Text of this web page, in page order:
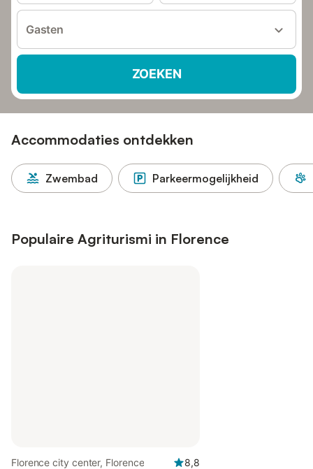
Gasten
ZOEKEN
Accommodaties ontdekken
Zwembad Parkeermogelijkheid
Populaire Agriturismi in Florence
Florence city center, Florence
8,8